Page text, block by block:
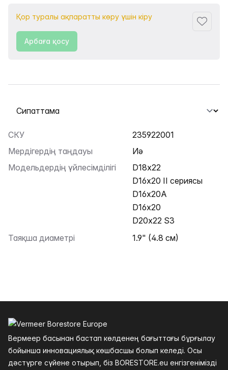
Қор туралы ақпаратты көру үшін кіру
Арбаға қосу
Қойындыны таңдау
СКУ
235922001
Мердігердің таңдауы
Иә
Модельдердің үйлесімділігі
D18x22
D16x20 II сериясы
D16x20A
D16x20
D20x22 S3
Таяқша диаметрі
1.9" (4.8 см)
Вермеер басынан бастап көлденең бағыттағы бұрғылау
бойынша инновациялық көшбасшы болып келеді. Осы
дәстүрге сүйене отырып, біз BORESTORE.eu енгізгенімізді